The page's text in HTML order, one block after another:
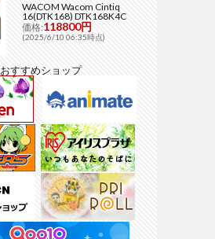
WACOM Wacom Cintiq
16(DTK168) DTK168K4C
価格:118800円
(2025/6/10 06:35時点)
おすすめショップ